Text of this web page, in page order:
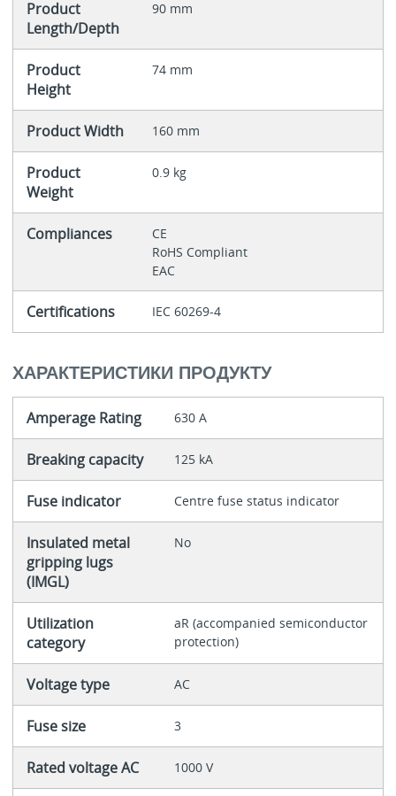
Product
Length/Depth
90 mm
Product
Height
74 mm
Product Width 160 mm
Product
Weight
0.9 kg
Compliances
CE
RoHS Compliant
EAC
Certifications IEC 60269-4
ХАРАКТЕРИСТИКИ ПРОДУКТУ
Amperage Rating 630 A
Breaking capacity 125 kA
Fuse indicator Centre fuse status indicator
Insulated metal
gripping lugs
(IMGL)
No
Utilization
category
aR (accompanied semiconductor
protection)
Voltage type AC
Fuse size 3
Rated voltage AC 1000 V